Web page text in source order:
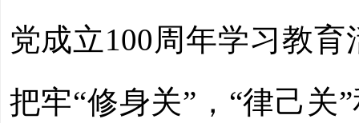
党成立100周年学习教
把牢“修身关”，“律己关”